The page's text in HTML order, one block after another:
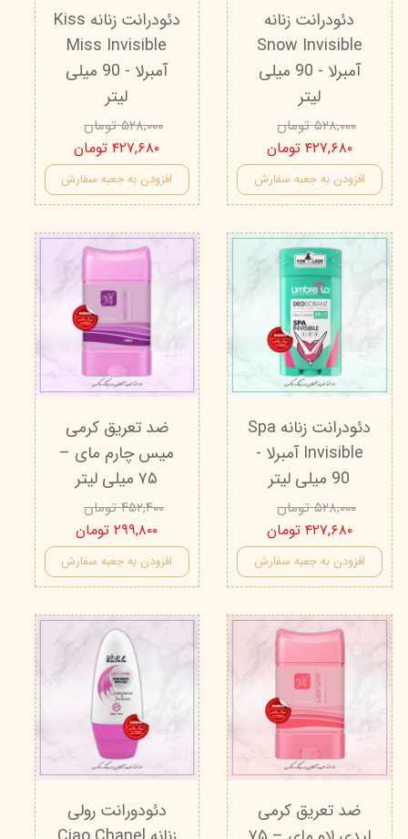
دئودرانت زنانه
Snow Invisible
آمبرلا - 90 میلی
لیتر
۵۲۸,۰۰۰ تومان
۴۲۷,۶۸۰ تومان
افزودن به جعبه سفارش
دئودرانت زنانه Kiss
Miss Invisible
آمبرلا - 90 میلی
لیتر
۵۲۸,۰۰۰ تومان
۴۲۷,۶۸۰ تومان
افزودن به جعبه سفارش
دئودرانت زنانه Spa
Invisible آمبرلا -
90 میلی لیتر
۵۲۸,۰۰۰ تومان
۴۲۷,۶۸۰ تومان
افزودن به جعبه سفارش
ضد تعریق کرمی
میس چارم مای –
۷۵ میلی لیتر
۴۵۲,۴۰۰ تومان
۲۹۹,۸۰۰ تومان
افزودن به جعبه سفارش
ضد تعریق کرمی
دئودورانت رولی